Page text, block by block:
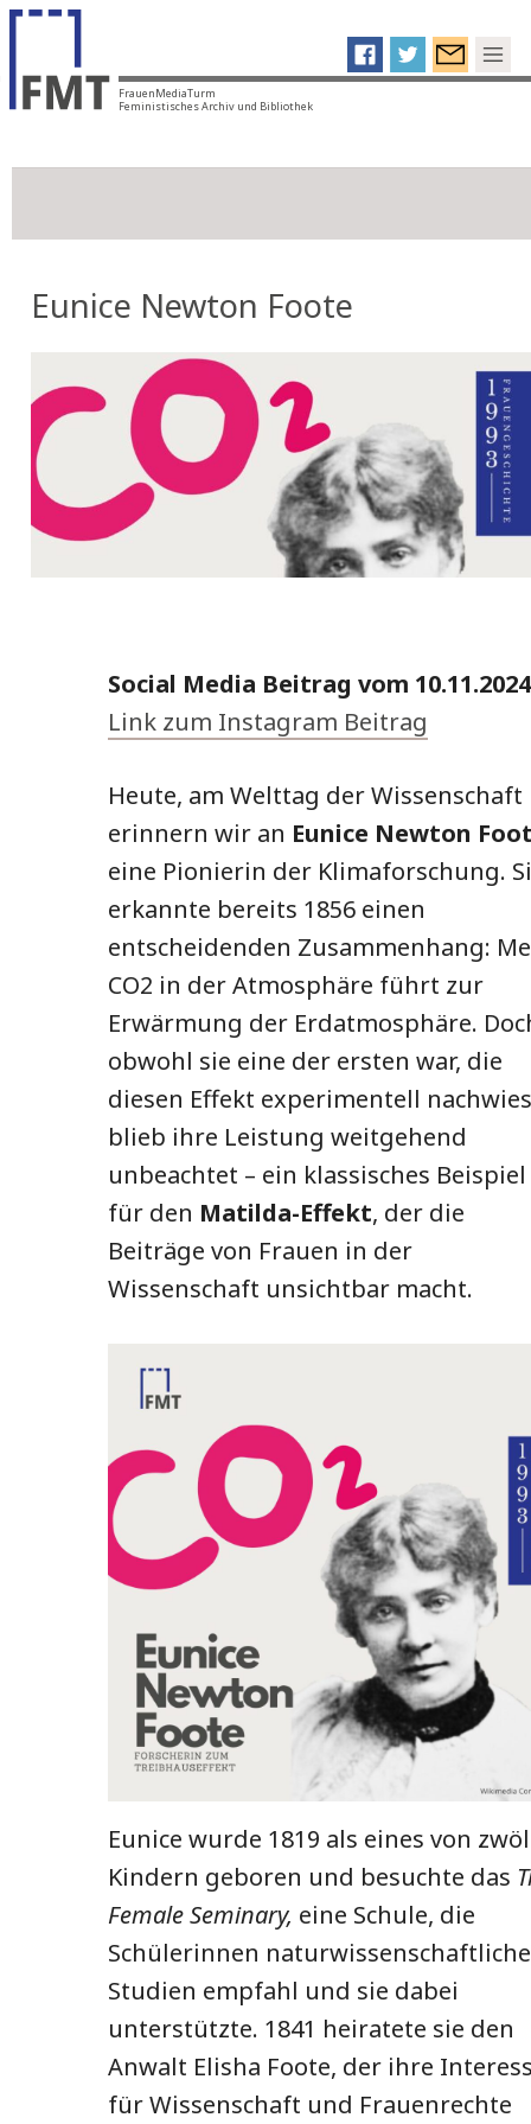
FrauenMediaTurm
Feministisches Archiv und Bibliothek
Eunice Newton Foote
Social Media Beitrag vom
Link zum Instagram Beitrag
Heute, am Welttag der Wissenschaft
erinnern wir an Eunice Newton
eine Pionierin der Klimaforschung.
erkannte bereits 1856 einen
entscheidenden Zusammenhang:
CO2 in der Atmosphäre führt zur
Erwärmung der Erdatmosphäre.
obwohl sie eine der ersten war, die
diesen Effekt experimentell
blieb ihre Leistung weitgehend
unbeachtet – ein klassisches Beispiel
für den Matilda-Effekt, der die
Beiträge von Frauen in der
Wissenschaft unsichtbar macht.
Eunice wurde 1819 als eines von
Kindern geboren und besuchte das
Female Seminary, eine Schule, die
Schülerinnen naturwissenschaftliche
Studien empfahl und sie dabei
unterstützte. 1841 heiratete sie den
Anwalt Elisha Foote, der ihre
für Wissenschaft und Frauenrechte